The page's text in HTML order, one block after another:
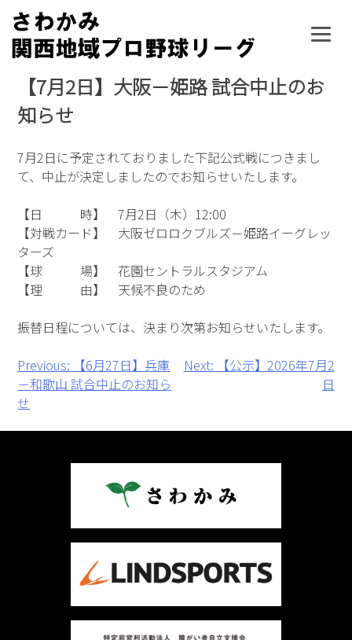
Skip
content
【7月2日】大阪－姫路 試合中止のお
知らせ
7月2日に予定されておりました下記公式戦につきまし
て、中止が決定しましたのでお知らせいたします。
【日 時】 7月2日（木）12:00
【対戦カード】 大阪ゼロロクブルズ－姫路イーグレッ
ターズ
【球 場】 花園セントラルスタジアム
【理 由】 天候不良のため
振替日程については、決まり次第お知らせいたします。
投
稿
ナ
Previous:
【6月27日】兵庫
－和歌山 試合中止のお知ら
せ
Next:
【公示】2026年7月2
日